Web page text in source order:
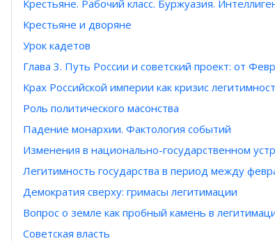
Крестьяне. Рабочий класс. Буржуазия.
Крестьяне и дворяне
Урок кадетов
Глава 3. Путь России и советский проект: от
Крах Российской империи как кризис
Роль политического масонства
Падение монархии. Фактология событий
Изменения в национально-государственном
Легитимность государства в период между
Демократия сверху: гримасы легитимации
Вопрос о земле как пробный камень в
Советская власть